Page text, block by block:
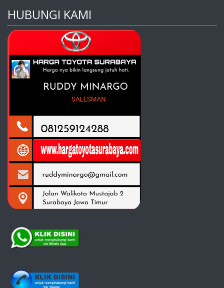
HUBUNGI KAMI